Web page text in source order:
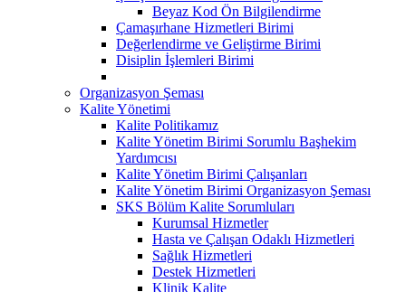
Beyaz Kod Ön Bilgilendirme
Çamaşırhane Hizmetleri Birimi
Değerlendirme ve Geliştirme Birimi
Disiplin İşlemleri Birimi
Organizasyon Şeması
Kalite Yönetimi
Kalite Politikamız
Kalite Yönetim Birimi Sorumlu Başhekim
Yardımcısı
Kalite Yönetim Birimi Çalışanları
Kalite Yönetim Birimi Organizasyon Şeması
SKS Bölüm Kalite Sorumluları
Kurumsal Hizmetler
Hasta ve Çalışan Odaklı Hizmetleri
Sağlık Hizmetleri
Destek Hizmetleri
Klinik Kalite